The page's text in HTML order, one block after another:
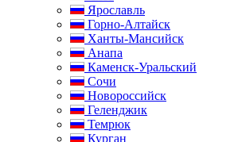
Ярославль
Горно-Алтайск
Ханты-Мансийск
Анапа
Каменск-Уральский
Сочи
Новороссийск
Геленджик
Темрюк
Курган